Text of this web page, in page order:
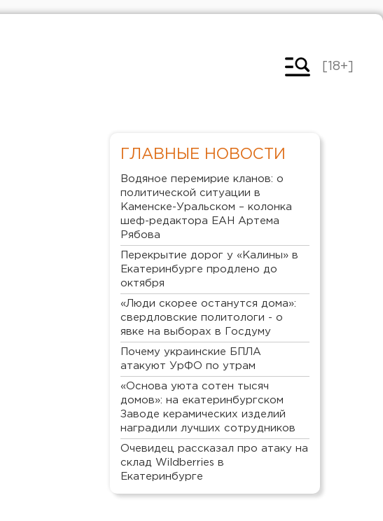
[18+]
ГЛАВНЫЕ НОВОСТИ
Водяное перемирие кланов: о
политической ситуации в
Каменске-Уральском – колонка
шеф-редактора ЕАН Артема
Рябова
Перекрытие дорог у «Калины» в
Екатеринбурге продлено до
октября
«Люди скорее останутся дома»:
свердловские политологи - о
явке на выборах в Госдуму
Почему украинские БПЛА
атакуют УрФО по утрам
«Основа уюта сотен тысяч
домов»: на екатеринбургском
Заводе керамических изделий
наградили лучших сотрудников
Очевидец рассказал про атаку на
склад Wildberries в
Екатеринбурге